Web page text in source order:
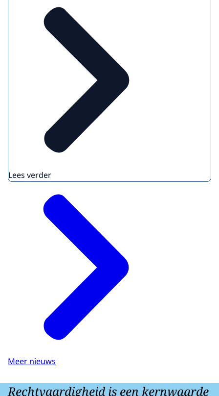
Lees verder
Meer nieuws
Rechtvaardigheid is een kernwaarde